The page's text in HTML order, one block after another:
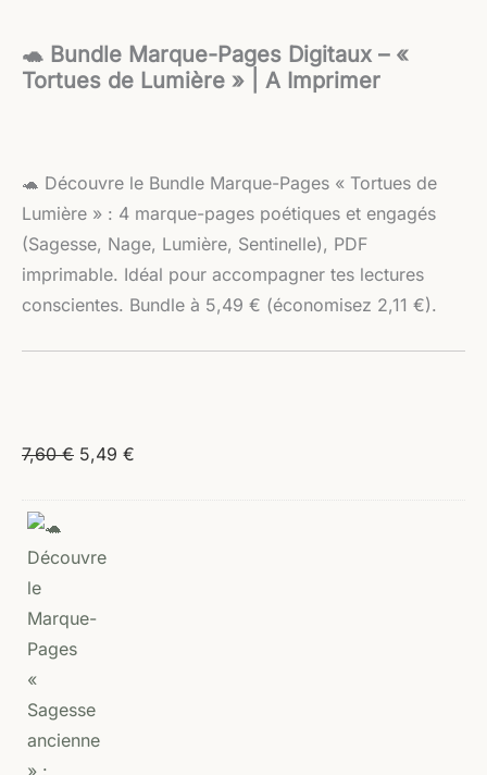
🐢 Bundle Marque-Pages Digitaux – «
Tortues de Lumière » | A Imprimer
🐢 Découvre le Bundle Marque-Pages « Tortues de
Lumière » : 4 marque-pages poétiques et engagés
(Sagesse, Nage, Lumière, Sentinelle), PDF
imprimable. Idéal pour accompagner tes lectures
conscientes. Bundle à 5,49 € (économisez 2,11 €).
7,60€ 5,49 €